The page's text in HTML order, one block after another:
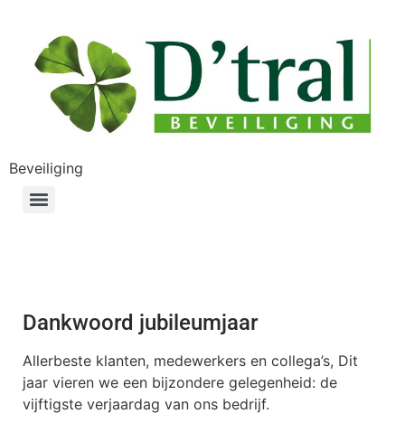
Beveiliging
Dankwoord jubileumjaar
Allerbeste klanten, medewerkers en collega’s, Dit
jaar vieren we een bijzondere gelegenheid: de
vijftigste verjaardag van ons bedrijf.